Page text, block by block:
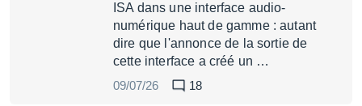
ISA dans une interface audio-
numérique haut de gamme : autant
dire que l'annonce de la sortie de
cette interface a créé un …
09/07/26
18